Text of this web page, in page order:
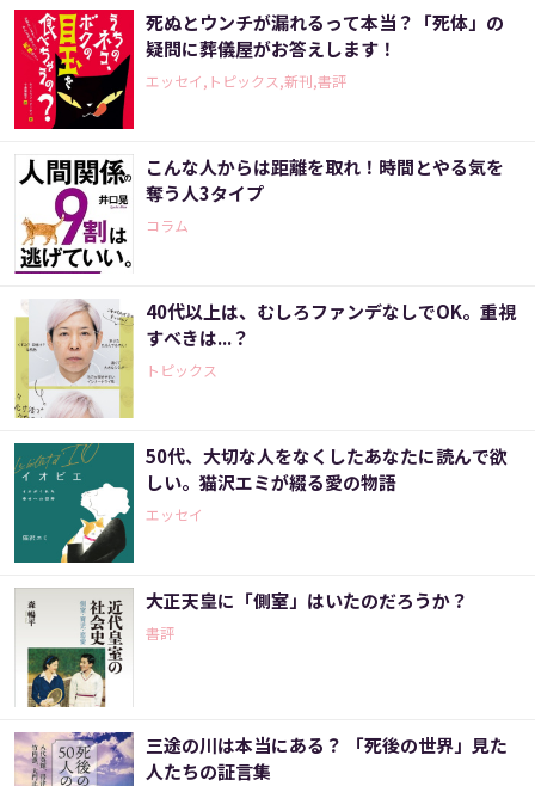
死ぬとウンチが漏れるって本当？「死体」の
疑問に葬儀屋がお答えします！
エッセイ,トピックス,新刊,書評
こんな人からは距離を取れ！時間とやる気を
奪う人3タイプ
コラム
40代以上は、むしろファンデなしでOK。重視
すべきは...？
トピックス
50代、大切な人をなくしたあなたに読んで欲
しい。猫沢エミが綴る愛の物語
エッセイ
大正天皇に「側室」はいたのだろうか？
書評
三途の川は本当にある？ 「死後の世界」見た
人たちの証言集